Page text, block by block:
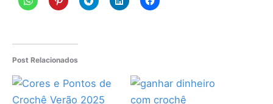
Post Relacionados